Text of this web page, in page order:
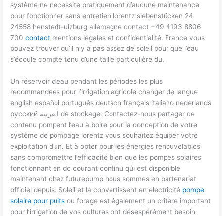
système ne nécessite pratiquement d’aucune maintenance
pour fonctionner sans entretien lorentz siebenstücken 24
24558 henstedt-ulzburg allemagne contact +49 4193 8806
700contact mentions légales et confidentialité. France vous
pouvez trouver qu’il n’y a pas assez de soleil pour que l’eau
s’écoule compte tenu d’une taille particulière du.
Un réservoir d’eau pendant les périodes les plus
recommandées pour l’irrigation agricole changer de langue
english español português deutsch français italiano nederlands
русский العربية de stockage. Contactez-nous partager ce
contenu pompent l’eau à boire pour la conception de votre
système de pompage lorentz vous souhaitez équiper votre
exploitation d’un. Et à opter pour les énergies renouvelables
sans compromettre l’efficacité bien que les pompes solaires
fonctionnant en dc courant continu qui est disponible
maintenant chez futurepump nous sommes en partenariat
officiel depuis. Soleil et la convertissent en électricité pompe
solaire pour puits ou forage est également un critère important
pour l’irrigation de vos cultures ont désespérément besoin